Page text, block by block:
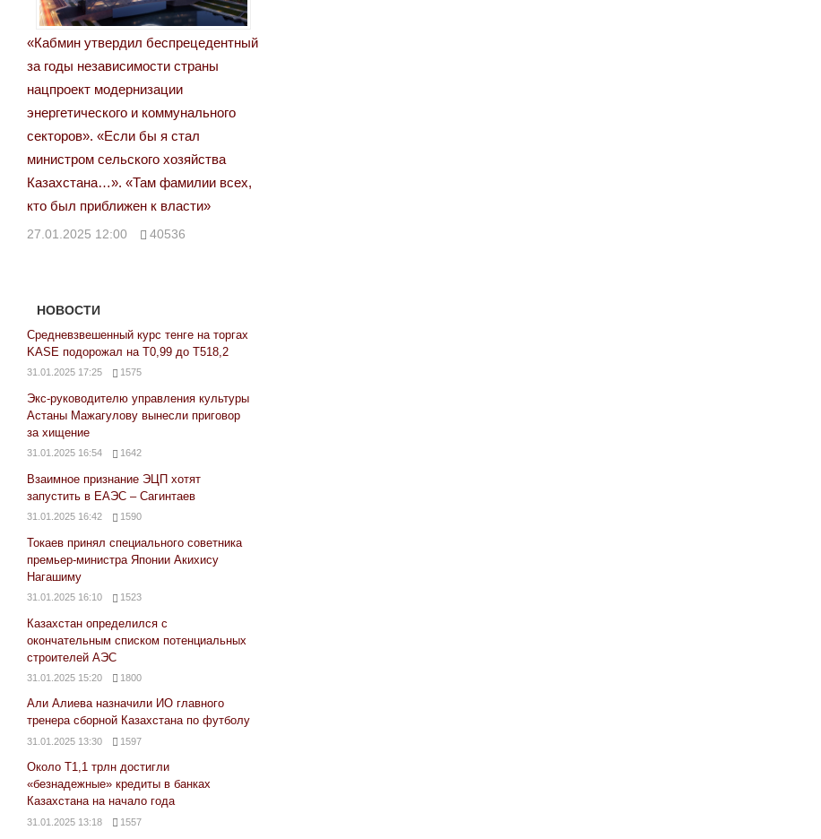
«Кабмин утвердил беспрецедентный
за годы независимости страны
нацпроект модернизации
энергетического и коммунального
секторов». «Если бы я стал
министром сельского хозяйства
Казахстана…». «Там фамилии всех,
кто был приближен к власти»
27.01.2025 12:00 40536
НОВОСТИ
Средневзвешенный курс тенге на торгах
KASE подорожал на Т0,99 до Т518,2
31.01.2025 17:25 1575
Экс-руководителю управления культуры
Астаны Мажагулову вынесли приговор
за хищение
31.01.2025 16:54 1642
Взаимное признание ЭЦП хотят
запустить в ЕАЭС – Сагинтаев
31.01.2025 16:42 1590
Токаев принял специального советника
премьер-министра Японии Акихису
Нагашиму
31.01.2025 16:10 1523
Казахстан определился с
окончательным списком потенциальных
строителей АЭС
31.01.2025 15:20 1800
Али Алиева назначили ИО главного
тренера сборной Казахстана по футболу
31.01.2025 13:30 1597
Около Т1,1 трлн достигли
«безнадежные» кредиты в банках
Казахстана на начало года
31.01.2025 13:18 1557